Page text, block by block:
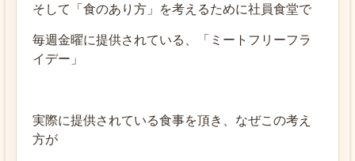
そして「食のあり方」を考えるために社員食堂で
毎週金曜に提供されている、「ミートフリーフラ
イデー」
実際に提供されている食事を頂き、なぜこの考え
方が